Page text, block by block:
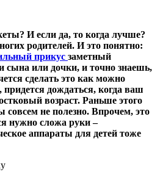
И если да, то когда лучше?
родителей. И это понятно:
прикус заметный
сына или дочки, и точно знаешь,
сделать это как можно
дождаться, когда ваш
возраст. Раньше этого
совсем не полезно. Впрочем, это
нужно сложа руки –
аппараты для детей тоже